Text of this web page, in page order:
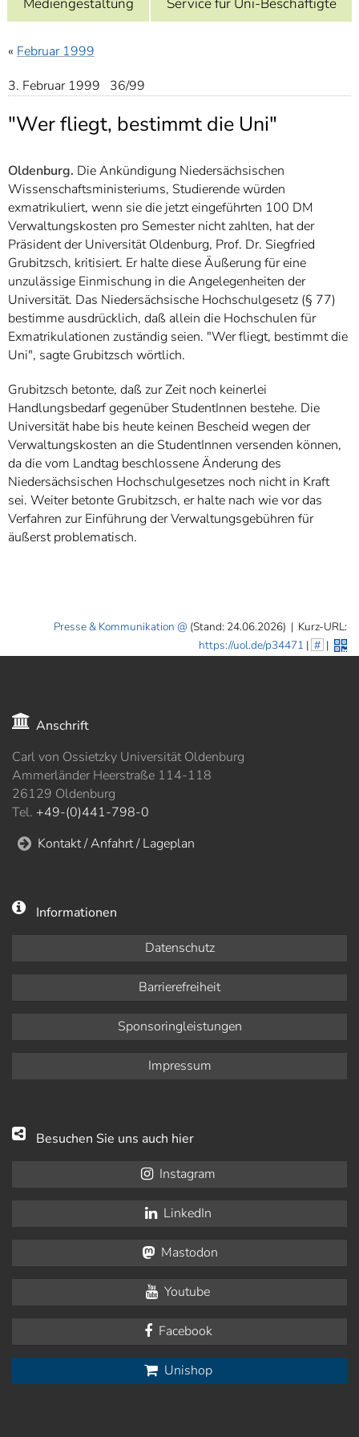
7]
Informationen zur
« Februar 1999
3. Februar 1999 36/99
"Wer fliegt, bestimmt die Uni"
Oldenburg. Die Ankündigung Niedersächsischen
Wissenschaftsministeriums, Studierende würden
exmatrikuliert, wenn sie die jetzt eingeführten 100 DM
Verwaltungskosten pro Semester nicht zahlten, hat der
Präsident der Universität Oldenburg, Prof. Dr. Siegfried
Grubitzsch, kritisiert. Er halte diese Äußerung für eine
unzulässige Einmischung in die Angelegenheiten der
Universität. Das Niedersächsische Hochschulgesetz (§ 77)
bestimme ausdrücklich, daß allein die Hochschulen für
Exmatrikulationen zuständig seien. "Wer fliegt, bestimmt die
Uni", sagte Grubitzsch wörtlich.
Grubitzsch betonte, daß zur Zeit noch keinerlei
Handlungsbedarf gegenüber StudentInnen bestehe. Die
Universität habe bis heute keinen Bescheid wegen der
Verwaltungskosten an die StudentInnen versenden können,
da die vom Landtag beschlossene Änderung des
Niedersächsischen Hochschulgesetzes noch nicht in Kraft
sei. Weiter betonte Grubitzsch, er halte nach wie vor das
Verfahren zur Einführung der Verwaltungsgebühren für
äußerst problematisch.
Presse & Kommunikation (Stand: 24.06.2026) | Kurz-URL:
https://uol.de/p34471 | # |
Anschrift
Carl von Ossietzky Universität Oldenburg
Ammerländer Heerstraße 114-118
26129 Oldenburg
Tel. +49-(0)441-798-0
Kontakt / Anfahrt / Lageplan
Informationen
Datenschutz
Barrierefreiheit
Sponsoringleistungen
Impressum
Besuchen Sie uns auch hier
Instagram
LinkedIn
Mastodon
Youtube
Facebook
Unishop